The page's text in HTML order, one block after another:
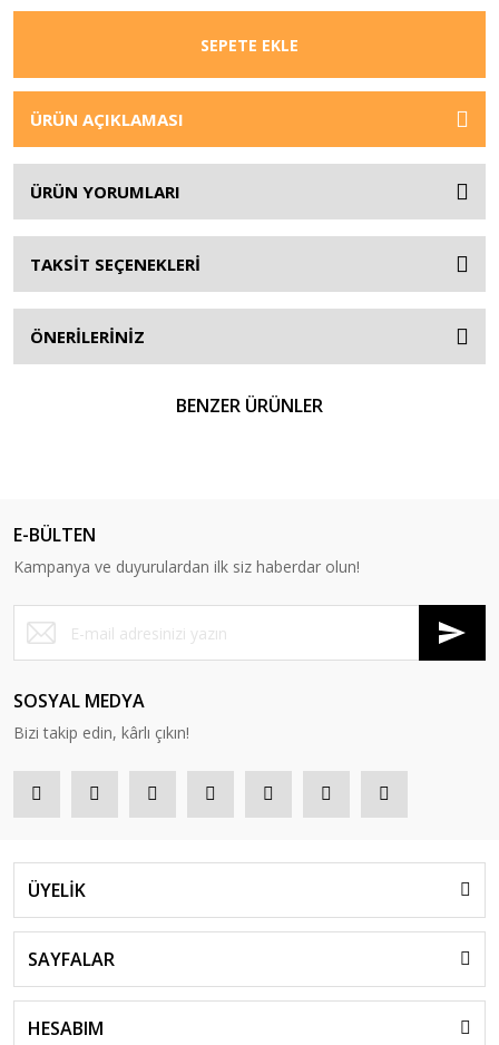
SEPETE EKLE
ÜRÜN AÇIKLAMASI
ÜRÜN YORUMLARI
TAKSİT SEÇENEKLERİ
ÖNERİLERİNİZ
BENZER ÜRÜNLER
E-BÜLTEN
Kampanya ve duyurulardan ilk siz haberdar olun!
SOSYAL MEDYA
Bizi takip edin, kârlı çıkın!
ÜYELİK
SAYFALAR
HESABIM